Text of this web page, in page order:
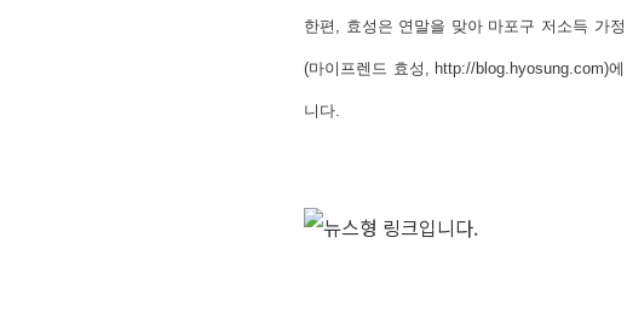
한편, 효성은 연말을 맞아 마포구 저소득 가
(마이프렌드 효성, http://blog.hyosung.com)
니다.